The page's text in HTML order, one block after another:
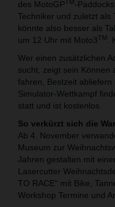
des MotoGPTM-
Techniker und zuletzt als
könnte also besser als
um 12 Uhr mit Moto3TM
Wer einen zusätzlichen
sucht, zeigt sein Können
fahren, Bestzeit
Simulator-Wettkampf
statt und ist kostenlos.
So verkürzt sich die
Ab 4. November
Museum zur
Jahren gestalten mit
Lasercutter
TO RACE“ mit Bike,
Workshop Termine und